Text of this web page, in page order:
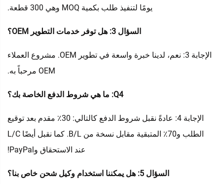
يومًا لتنفيذ طلب بكمية MOQ وهي 300 قطعة.
السؤال 3: هل توفر خدمات التطوير OEM؟
الإجابة 3: نعم، لدينا خبرة واسعة في تطوير OEM. مشروع العملاء
OEM مرحباً به.
Q4: ما هي شروط الدفع الخاصة بك؟
الإجابة 4: عادةً نقبل شروط الدفع كالتالي: 30٪ مقدم بعد توقيع
الطلب و70٪ المتبقية مقابل نسخة من B/L. كما نقبل أيضًا L/C
عند الاستحقاق وPayPal!
السؤال 5: هل يمكننا استخدام وكيل شحن خاص بنا؟